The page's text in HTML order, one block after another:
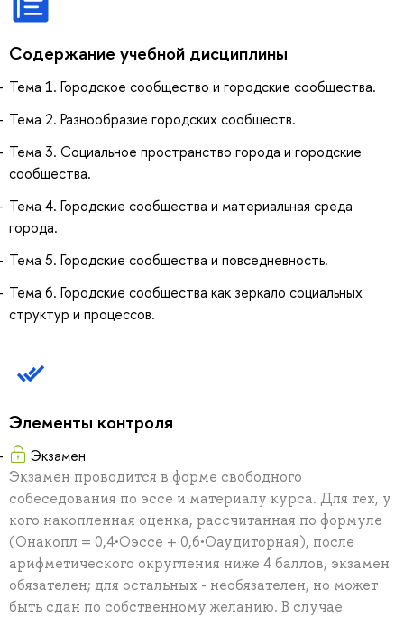
Содержание учебной дисциплины
Тема 1. Городское сообщество и городские сообщества.
Тема 2. Разнообразие городских сообществ.
Тема 3. Социальное пространство города и городские
сообщества.
Тема 4. Городские сообщества и материальная среда
города.
Тема 5. Городские сообщества и повседневность.
Тема 6. Городские сообщества как зеркало социальных
структур и процессов.
Элементы контроля
Экзамен
Экзамен проводится в форме свободного
собеседования по эссе и материалу курса. Для тех, у
кого накопленная оценка, рассчитанная по формуле
(Онакопл = 0,4•Оэссе + 0,6•Оаудиторная), после
арифметического округления ниже 4 баллов, экзамен
обязателен; для остальных - необязателен, но может
быть сдан по собственному желанию. В случае